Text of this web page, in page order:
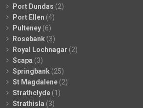
Port Dundas (2)
Port Ellen (4)
Pulteney (6)
Rosebank (3)
Royal Lochnagar (2)
Scapa (3)
Springbank (25)
St Magdalene (2)
Strathclyde (1)
Strathisla (3)